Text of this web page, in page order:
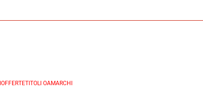
OFFERTETITOLI OAMARCHI